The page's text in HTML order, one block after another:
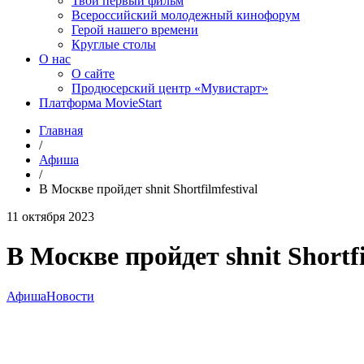
Всероссийский молодежный кинофорум
Герой нашего времени
Круглые столы
О нас
О сайте
Продюсерский центр «Мувистарт»
Платформа MovieStart
Главная
/
Афиша
/
В Москве пройдет shnit Shortfilmfestival
11 октября 2023
В Москве пройдет shnit
АфишаНовости